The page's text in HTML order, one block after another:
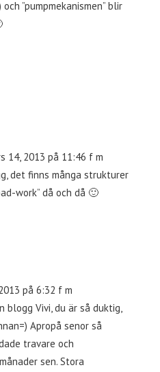
”pumpmekanismen” blir
14, 2013 på 11:46 f m
det finns många strukturer
work” då och då 🙂
på 6:32 f m
Vivi, du är så duktig,
Apropå senor så
travare och
sen. Stora